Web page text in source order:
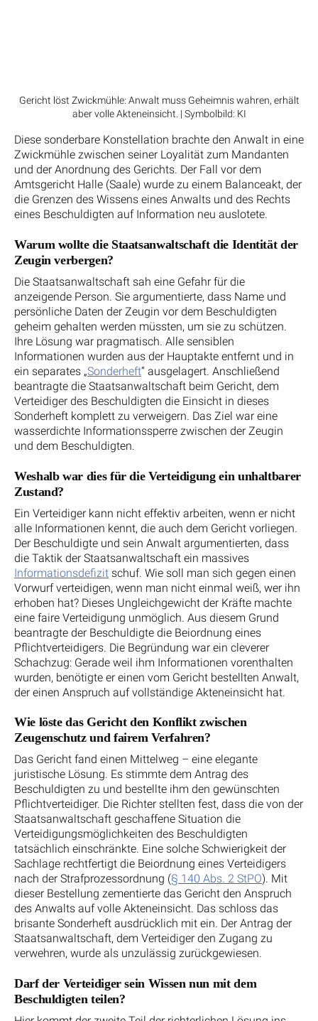
Gericht löst Zwickmühle: Anwalt muss Geheimnis wahren, erhält
aber volle Akteneinsicht. | Symbolbild: KI
Diese sonderbare Konstellation brachte den Anwalt in eine
Zwickmühle zwischen seiner Loyalität zum Mandanten
und der Anordnung des Gerichts. Der Fall vor dem
Amtsgericht Halle (Saale) wurde zu einem Balanceakt, der
die Grenzen des Wissens eines Anwalts und des Rechts
eines Beschuldigten auf Information neu auslotete.
Warum wollte die Staatsanwaltschaft die Identität der
Zeugin verbergen?
Die Staatsanwaltschaft sah eine Gefahr für die
anzeigende Person. Sie argumentierte, dass Name und
persönliche Daten der Zeugin vor dem Beschuldigten
geheim gehalten werden müssten, um sie zu schützen.
Ihre Lösung war pragmatisch. Alle sensiblen
Informationen wurden aus der Hauptakte entfernt und in
ein separates „Sonderheft“ ausgelagert. Anschließend
beantragte die Staatsanwaltschaft beim Gericht, dem
Verteidiger des Beschuldigten die Einsicht in dieses
Sonderheft komplett zu verweigern. Das Ziel war eine
wasserdichte Informationssperre zwischen der Zeugin
und dem Beschuldigten.
Weshalb war dies für die Verteidigung ein unhaltbarer
Zustand?
Ein Verteidiger kann nicht effektiv arbeiten, wenn er nicht
alle Informationen kennt, die auch dem Gericht vorliegen.
Der Beschuldigte und sein Anwalt argumentierten, dass
die Taktik der Staatsanwaltschaft ein massives
Informationsdefizit schuf. Wie soll man sich gegen einen
Vorwurf verteidigen, wenn man nicht einmal weiß, wer ihn
erhoben hat? Dieses Ungleichgewicht der Kräfte machte
eine faire Verteidigung unmöglich. Aus diesem Grund
beantragte der Beschuldigte die Beiordnung eines
Pflichtverteidigers. Die Begründung war ein cleverer
Schachzug: Gerade weil ihm Informationen vorenthalten
wurden, benötigte er einen vom Gericht bestellten Anwalt,
der einen Anspruch auf vollständige Akteneinsicht hat.
Wie löste das Gericht den Konflikt zwischen
Zeugenschutz und fairem Verfahren?
Das Gericht fand einen Mittelweg – eine elegante
juristische Lösung. Es stimmte dem Antrag des
Beschuldigten zu und bestellte ihm den gewünschten
Pflichtverteidiger. Die Richter stellten fest, dass die von der
Staatsanwaltschaft geschaffene Situation die
Verteidigungsmöglichkeiten des Beschuldigten
tatsächlich einschränkte. Eine solche Schwierigkeit der
Sachlage rechtfertigt die Beiordnung eines Verteidigers
nach der Strafprozessordnung (§ 140 Abs. 2 StPO). Mit
dieser Bestellung zementierte das Gericht den Anspruch
des Anwalts auf volle Akteneinsicht. Das schloss das
brisante Sonderheft ausdrücklich mit ein. Der Antrag der
Staatsanwaltschaft, dem Verteidiger den Zugang zu
verwehren, wurde als unzulässig zurückgewiesen.
Darf der Verteidiger sein Wissen nun mit dem
Beschuldigten teilen?